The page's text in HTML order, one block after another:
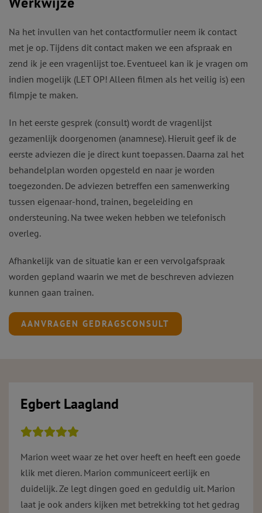
Na het invullen van het contactformulier neem ik contact
met je op. Tijdens dit contact maken we een afspraak en
zend ik je een vragenlijst toe. Eventueel kan ik je vragen om
indien mogelijk (LET OP! Alleen filmen als het veilig is) een
filmpje te maken.
In het eerste gesprek (consult) wordt de vragenlijst
gezamenlijk doorgenomen (anamnese). Hieruit geef ik de
eerste adviezen die je direct kunt toepassen. Daarna zal het
behandelplan worden opgesteld en naar je worden
toegezonden. De adviezen betreffen een samenwerking
tussen eigenaar-hond, trainen, begeleiding en
ondersteuning. Na twee weken hebben we telefonisch
overleg.
Afhankelijk van de situatie kan er een vervolgafspraak
worden gepland waarin we met de beschreven adviezen
kunnen gaan trainen.
AANVRAGEN GEDRAGSCONSULT
Egbert Laagland
Marion weet waar ze het over heeft en heeft een goede
klik met dieren. Marion communiceert eerlijk en
duidelijk. Ze legt dingen goed en geduldig uit. Marion
laat je ook anders kijken met betrekking tot het gedrag